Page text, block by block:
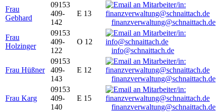
Frau
Gebhard
09153
409-
142
E 13
finanzverwaltung@schnaittach.de
Frau
Holzinger
09153
409-
122
O 12
info@schnaittach.de
Frau Hüßner
09153
409-
143
E 12
finanzverwaltung@schnaittach.de
Frau Karg
09153
409-
140
E 15
finanzverwaltung@schnaittach.de